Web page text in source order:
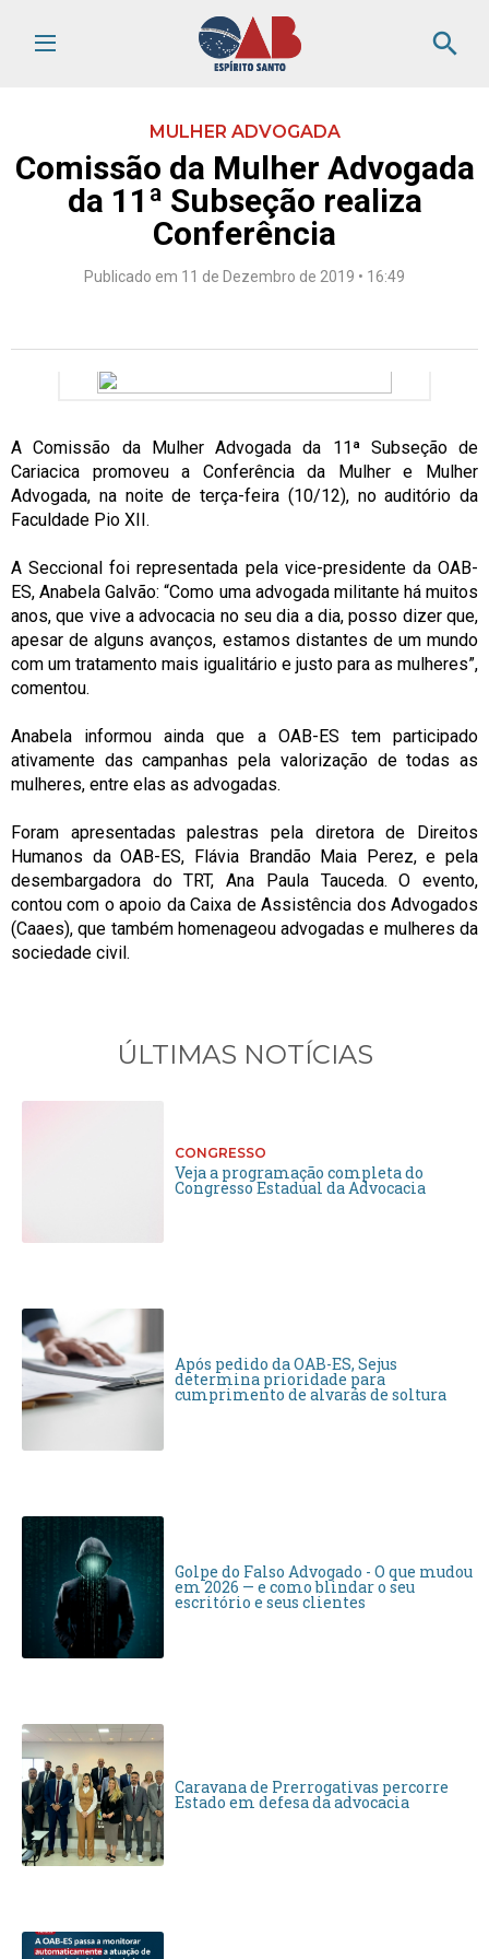
search
MULHER ADVOGADA
Comissão da Mulher Advogada
da 11ª Subseção realiza
Conferência
Publicado em 11 de Dezembro de 2019 • 16:49
A Comissão da Mulher Advogada da 11ª Subseção de
Cariacica promoveu a Conferência da Mulher e Mulher
Advogada, na noite de terça-feira (10/12), no auditório da
Faculdade Pio XII.
A Seccional foi representada pela vice-presidente da OAB-
ES, Anabela Galvão: “Como uma advogada militante há muitos
anos, que vive a advocacia no seu dia a dia, posso dizer que,
apesar de alguns avanços, estamos distantes de um mundo
com um tratamento mais igualitário e justo para as mulheres”,
comentou.
Anabela informou ainda que a OAB-ES tem participado
ativamente das campanhas pela valorização de todas as
mulheres, entre elas as advogadas.
Foram apresentadas palestras pela diretora de Direitos
Humanos da OAB-ES, Flávia Brandão Maia Perez, e pela
desembargadora do TRT, Ana Paula Tauceda. O evento,
contou com o apoio da Caixa de Assistência dos Advogados
(Caaes), que também homenageou advogadas e mulheres da
sociedade civil.
ÚLTIMAS NOTÍCIAS
CONGRESSO
Veja a programação completa do
Congresso Estadual da Advocacia
Após pedido da OAB-ES, Sejus
determina prioridade para
cumprimento de alvarás de soltura
Golpe do Falso Advogado - O que mudou
em 2026 — e como blindar o seu
escritório e seus clientes
Caravana de Prerrogativas percorre
Estado em defesa da advocacia